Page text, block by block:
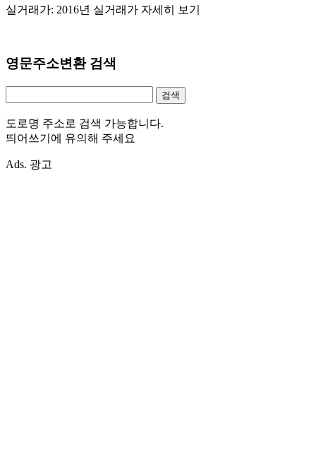
실거래가: 2016년 실거래가 자세히 보기
영문주소변환 검색
도로명 주소로 검색 가능합니다.
띄어쓰기에 유의해 주세요
Ads. 광고